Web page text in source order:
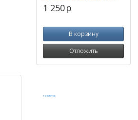
1 250p
В корзину
Отложить